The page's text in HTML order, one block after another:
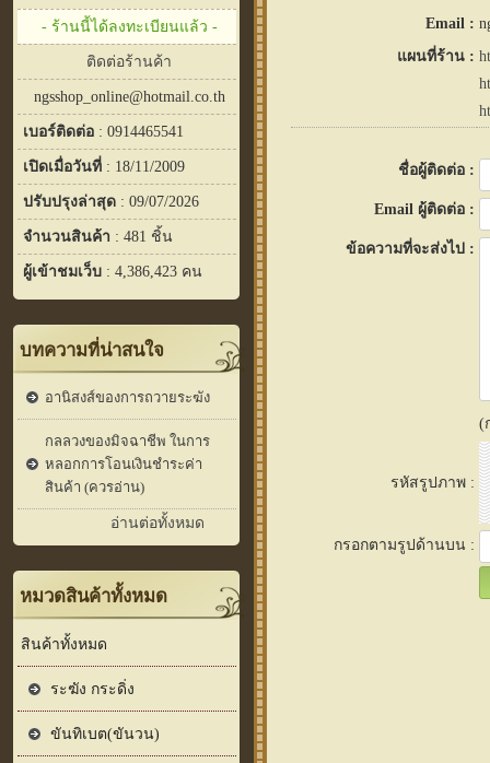
- ร้านนี้ได้ลงทะเบียนแล้ว -
ติดต่อร้านค้า
ngsshop_online@hotmail.co.th
เบอร์ติดต่อ : 0914465541
เปิดเมื่อวันที่ : 18/11/2009
ปรับปรุงล่าสุด : 09/07/2026
จำนวนสินค้า : 481 ชิ้น
ผู้เข้าชมเว็บ : 4,386,423 คน
บทความที่น่าสนใจ
อานิสงส์ของการถวายระฆัง
กลลวงของมิจฉาชีพ ในการ
หลอกการโอนเงินชำระค่า
สินค้า (ควรอ่าน)
อ่านต่อทั้งหมด
หมวดสินค้าทั้งหมด
สินค้าทั้งหมด
ระฆัง กระดิ่ง
ขันทิเบต(ขันวน)
Email :
แผนที่ร้าน :
ชื่อผู้ติดต่อ :
Email ผู้ติดต่อ :
ข้อความที่จะส่งไป :
(
รหัสรูปภาพ :
กรอกตามรูปด้านบน :